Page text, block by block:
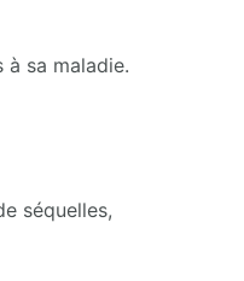
à sa maladie.
séquelles,